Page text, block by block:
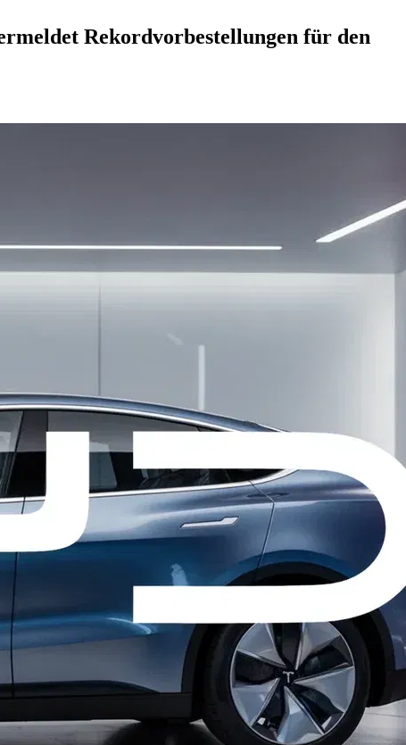
Rekordvorbestellungen für den